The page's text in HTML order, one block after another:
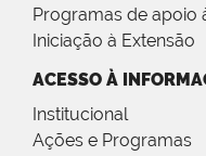
Programas de apoio
Iniciação à Extensão
ACESSO À
Institucional
Ações e Programas